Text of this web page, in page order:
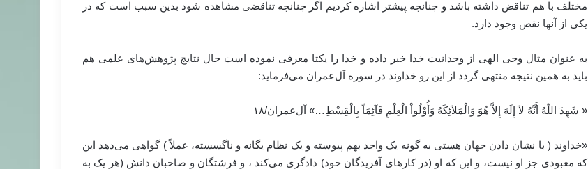
مختلف با هم تناقض داشته باشد و چنانچه پیشتر اشاره کردیم اگر چنانچه تناقضی مشاهده شود بدین سبب است که در
یکی از آنها نقص وجود دارد.
به عنوان مثال وحی الهی از وحدانیت خدا خبر داده و خدا را یکتا معرفی نموده است حال نتایج پژوهش‌های علمی هم
باید به همین نتیجه منتهی گردد از این رو خداوند در سوره آل‌عمران می‌فرماید:
«‏ شَهِدَ اللّهُ أَنَّهُ لاَ إِلَهَ إِلاَّ هُوَ وَالْمَلاَئِکَهُ وَأُوْلُواْ الْعِلْمِ قَآئِمَاً بِالْقِسْطِ…» آل‌عمران/۱۸
«‏خداوند ( با نشان دادن جهان هستی به گونه یک واحد بهم پیوسته و یک نظام یگانه و ناگسسته، عملاً ) گواهی می‌دهد این
که معبودی جز او نیست، و این که او (در کارهای آفریدگان خود) دادگری می‌کند ، و فرشتگان و صاحبان دانش (هر یک به